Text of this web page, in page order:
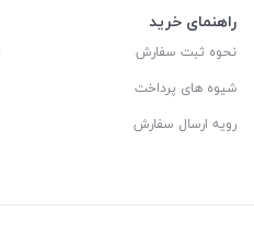
راهنمای خرید
نحوه ثبت سفارش
شیوه های پرداخت
رویه ارسال سفارش